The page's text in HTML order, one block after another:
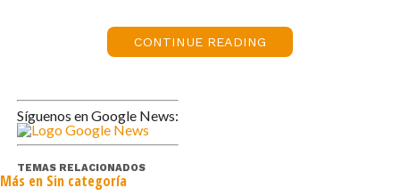
CONTINUE READING
Síguenos en Google News:
TEMAS RELACIONADOS
Más en Sin categoría